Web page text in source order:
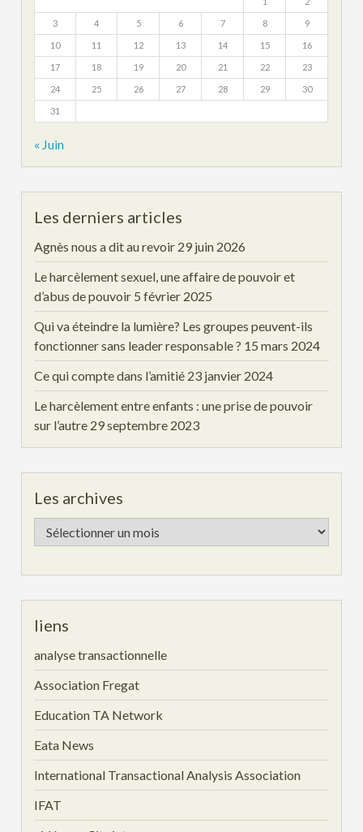
3 4 5 6 7 8 9
10 11 12 13 14 15 16
17 18 19 20 21 22 23
24 25 26 27 28 29 30
31
« Juin
Les derniers articles
Agnès nous a dit au revoir 29 juin 2026
Le harcèlement sexuel, une affaire de pouvoir et
d’abus de pouvoir 5 février 2025
Qui va éteindre la lumière? Les groupes peuvent-ils
fonctionner sans leader responsable ? 15 mars 2024
Ce qui compte dans l’amitié 23 janvier 2024
Le harcèlement entre enfants : une prise de pouvoir
sur l’autre 29 septembre 2023
Les archives
Les
archives
liens
analyse transactionnelle
Association Fregat
Education TA Network
Eata News
International Transactional Analysis Association
IFAT